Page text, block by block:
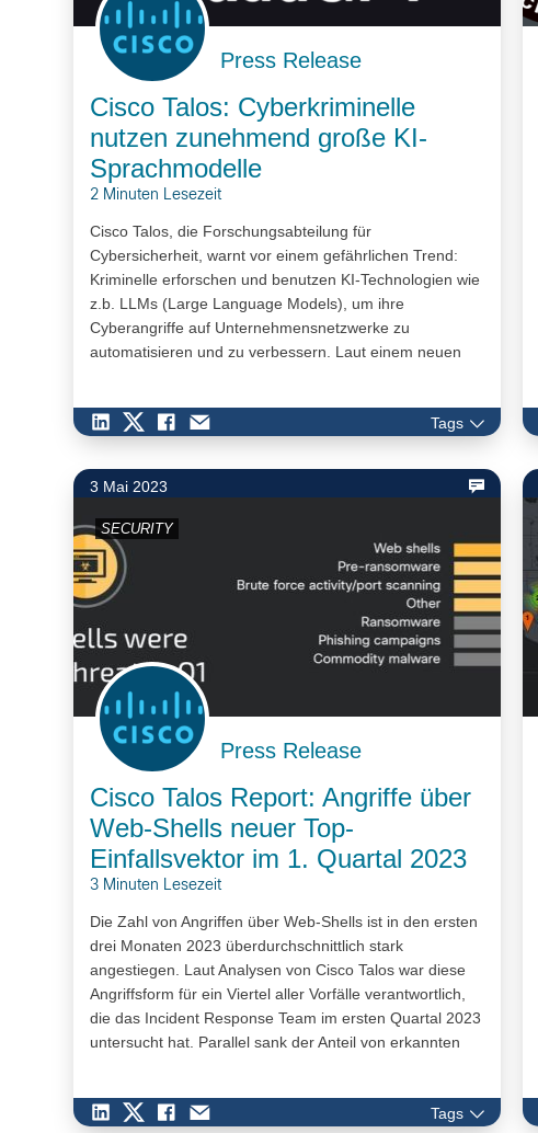
Press Release
Cisco Talos: Cyberkriminelle
nutzen zunehmend große KI-
Sprachmodelle
2 Minuten Lesezeit
Cisco Talos, die Forschungsabteilung für
Cybersicherheit, warnt vor einem gefährlichen Trend:
Kriminelle erforschen und benutzen KI-Technologien wie
z.b. LLMs (Large Language Models), um ihre
Cyberangriffe auf Unternehmensnetzwerke zu
automatisieren und zu verbessern. Laut einem neuen
Tags
3 Mai 2023
SECURITY
Press Release
Cisco Talos Report: Angriffe über
Web-Shells neuer Top-
Einfallsvektor im 1. Quartal 2023
3 Minuten Lesezeit
Die Zahl von Angriffen über Web-Shells ist in den ersten
drei Monaten 2023 überdurchschnittlich stark
angestiegen. Laut Analysen von Cisco Talos war diese
Angriffsform für ein Viertel aller Vorfälle verantwortlich,
die das Incident Response Team im ersten Quartal 2023
untersucht hat. Parallel sank der Anteil von erkannten
Fünftel aller beobachteten BedrohungsaktivitätenTags